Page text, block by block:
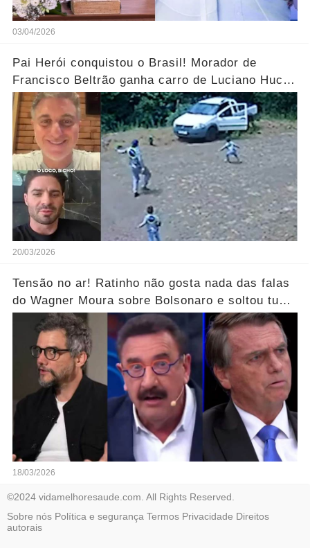
03/04/2026
Pai Herói conquistou o Brasil! Morador de
Francisco Beltrão ganha carro de Luciano Huck
após vídeo dos filhos viralizar.... Ver mais
20/03/2026
Tensão no ar! Ratinho não gosta nada das falas
do Wagner Moura sobre Bolsonaro e soltou tudo
sem filtro.... Veja o vídeo
18/03/2026
©2024 vidamelhoresaude.com. All Rights Reserved.
Sobre nós Política e segurança Termos Privacidade Direitos
autorais